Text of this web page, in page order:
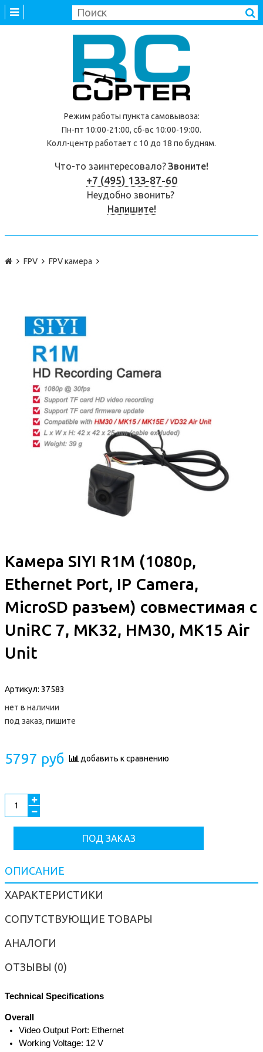
Режим работы пункта самовывоза:
Пн-пт 10:00-21:00, сб-вс 10:00-19:00.
Колл-центр работает с 10 до 18 по будням.
Что-то заинтересовало?Звоните!
+7 (495) 133-87-60
Неудобно звонить?
Напишите!
FPV FPV камера
Камера SIYI R1M (1080p,
Ethernet Port, IP Camera,
MicroSD разъем) совместимая с
UniRC 7, MK32, HM30, MK15 Air
Unit
Артикул: 37583
нет в наличии
под заказ, пишите
5797 руб добавить к сравнению
ПОД ЗАКАЗ
ОПИСАНИЕ
ХАРАКТЕРИСТИКИ
СОПУТСТВУЮЩИЕ ТОВАРЫ
АНАЛОГИ
ОТЗЫВЫ (0)
Technical Specifications
Overall
Video Output Port: Ethernet
Working Voltage: 12 V